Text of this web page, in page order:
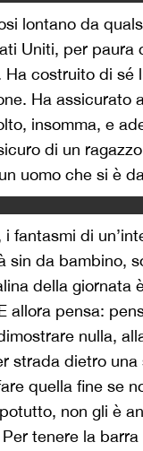
lontano da
Uniti, per paura
Ha costruito di sé
Ha assicurato
insomma, e
di un
uomo che si è
i fantasmi di
sin da bambino,
della giornata
allora pensa:
nulla,
strada dietro
quella fine se
non gli è
tenere la